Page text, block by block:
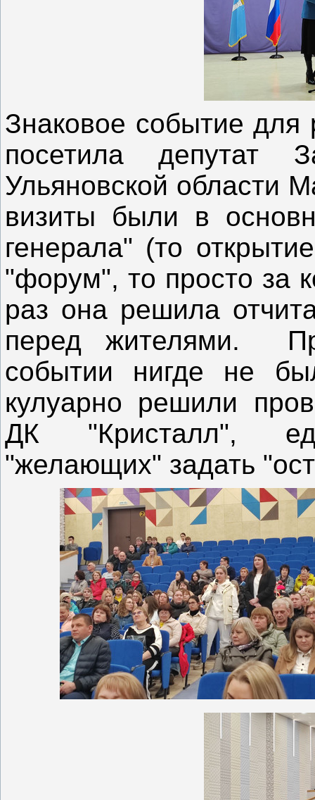
Знаковое событие для
посетила депутат
Ульяновской области
визиты были в
генерала" (то
"форум", то просто за
раз она решила
перед жителями.
событии нигде не
кулуарно решили
ДК "Кристалл",
"желающих" задать